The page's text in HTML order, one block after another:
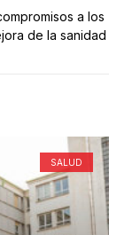
a los
de la sanidad
SALUD